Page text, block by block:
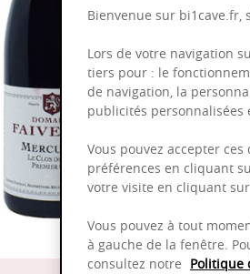
Epicé
Bienvenue sur bi1cave.fr,
Lors de votre navigation
tiers pour : le
de navigation, la
publicités personnalisées
Vous pouvez accepter
préférences en cliquant
votre visite en cliquant
Vous pouvez à tout
à gauche de la fenêtre.
consultez notre Politique